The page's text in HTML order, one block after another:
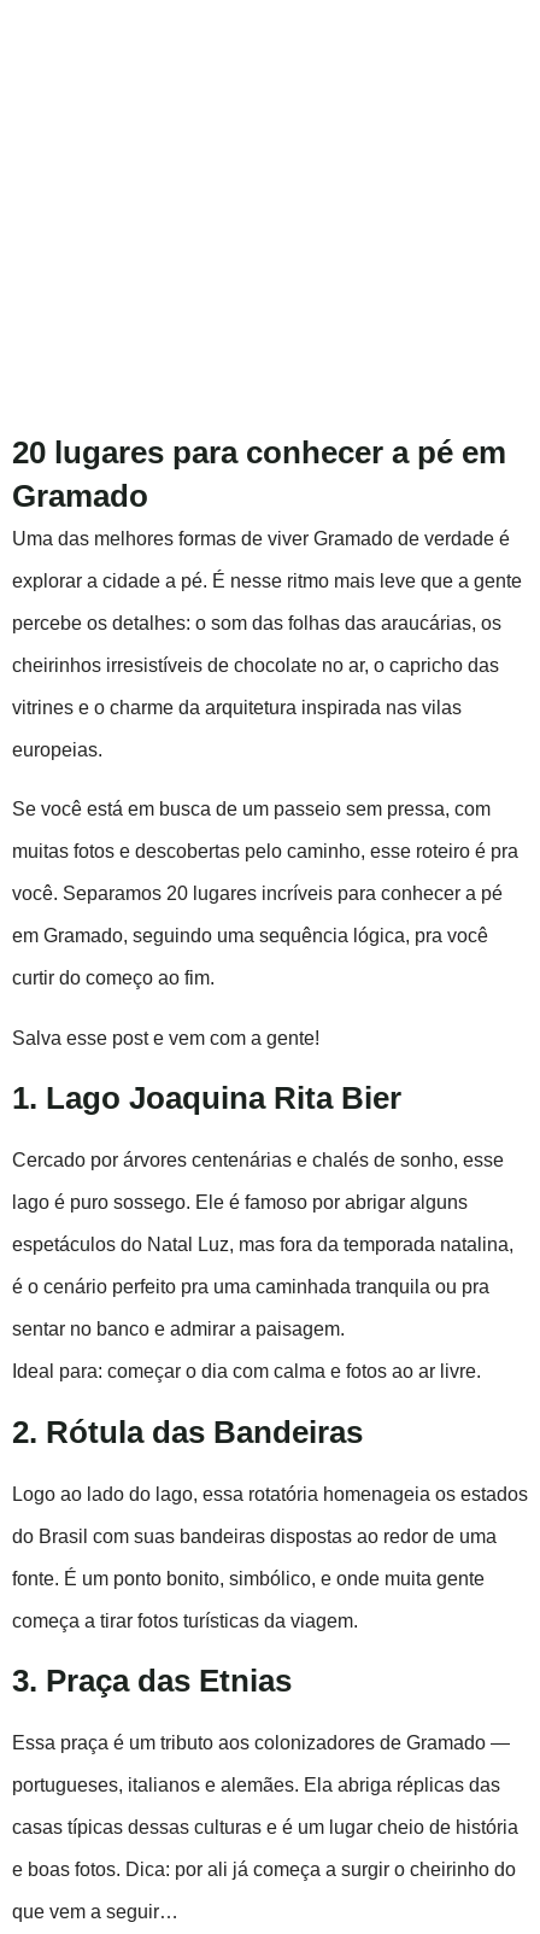
20 lugares para conhecer a pé em
Gramado
Uma das melhores formas de viver Gramado de verdade é
explorar a cidade a pé. É nesse ritmo mais leve que a gente
percebe os detalhes: o som das folhas das araucárias, os
cheirinhos irresistíveis de chocolate no ar, o capricho das
vitrines e o charme da arquitetura inspirada nas vilas
europeias.
Se você está em busca de um passeio sem pressa, com
muitas fotos e descobertas pelo caminho, esse roteiro é pra
você. Separamos 20 lugares incríveis para conhecer a pé
em Gramado, seguindo uma sequência lógica, pra você
curtir do começo ao fim.
Salva esse post e vem com a gente!
1. Lago Joaquina Rita Bier
Cercado por árvores centenárias e chalés de sonho, esse
lago é puro sossego. Ele é famoso por abrigar alguns
espetáculos do Natal Luz, mas fora da temporada natalina,
é o cenário perfeito pra uma caminhada tranquila ou pra
sentar no banco e admirar a paisagem.
Ideal para: começar o dia com calma e fotos ao ar livre.
2. Rótula das Bandeiras
Logo ao lado do lago, essa rotatória homenageia os estados
do Brasil com suas bandeiras dispostas ao redor de uma
fonte. É um ponto bonito, simbólico, e onde muita gente
começa a tirar fotos turísticas da viagem.
3. Praça das Etnias
Essa praça é um tributo aos colonizadores de Gramado —
portugueses, italianos e alemães. Ela abriga réplicas das
casas típicas dessas culturas e é um lugar cheio de história
e boas fotos. Dica: por ali já começa a surgir o cheirinho do
que vem a seguir…